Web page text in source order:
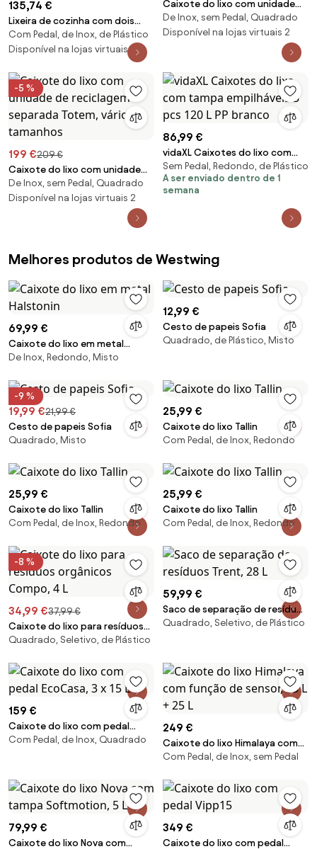
135,74 €
Lixeira de cozinha com dois
compartimentos e pedal. |
SONGMICS | 42.6 x 32.7 x 60.6
Com Pedal, de Inox, de Plástico
Disponível na lojas virtuais 2
Caixote do lixo com unidade
de reciclagem separada
Totem, vários tamanhos
De Inox, sem Pedal, Quadrado
Disponível na lojas virtuais 2
-5 %
199 €209 €
Caixote do lixo com unidade
de reciclagem separada
Totem, vários tamanhos
De Inox, sem Pedal, Quadrado
Disponível na lojas virtuais 2
86,99 €
vidaXL Caixotes do lixo com
tampa empilháveis 3 pcs 120 L
PP branco
Sem Pedal, Redondo, de Plástico
A ser enviado dentro de 1
semana
Melhores produtos de Westwing
69,99 €
Caixote do lixo em metal
Halstonin
De Inox, Redondo, Misto
12,99 €
Cesto de papeis Sofia
Quadrado, de Plástico, Misto
-9 %
19,99 €21,99 €
Cesto de papeis Sofia
Quadrado, Misto
25,99 €
Caixote do lixo Tallin
Com Pedal, de Inox, Redondo
25,99 €
Caixote do lixo Tallin
Com Pedal, de Inox, Redondo
25,99 €
Caixote do lixo Tallin
Com Pedal, de Inox, Redondo
-8 %
34,99 €37,99 €
Caixote do lixo para resíduos
orgânicos Compo, 4 L
Quadrado, Seletivo, de Plástico
59,99 €
Saco de separação de resíduos
Trent, 28 L
Quadrado, Seletivo, de Plástico
159 €
Caixote do lixo com pedal
EcoCasa, 3 x 15 L
Com Pedal, de Inox, Quadrado
249 €
Caixote do lixo Himalaya com
função de sensor, 35 L + 25 L
Com Pedal, de Inox, sem Pedal
79,99 €
Caixote do lixo Nova com
349 €
Caixote do lixo com pedal